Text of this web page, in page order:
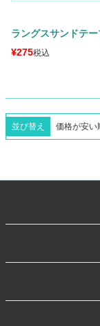
ラングスサンドテ
¥275税込
並び替え 価格が安い